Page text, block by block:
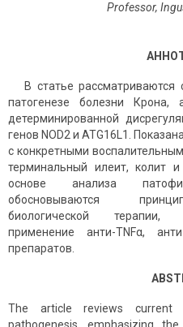
Professor,
В статье рассматриваются
патогенезе болезни Крона,
детерминированной
генов NOD2 и ATG16L1.
с конкретными
терминальный илеит, колит
основе анализа
обосновываются
биологической терапии,
применение анти-TNFα,
препаратов.
The article reviews current